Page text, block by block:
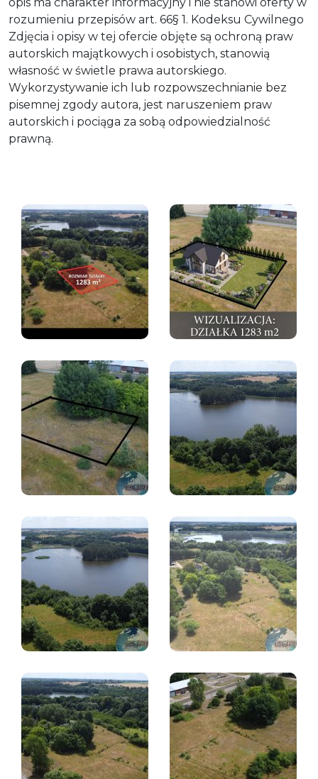
rozumieniu przepisów art. 66§ 1. Kodeksu Cywilnego
Zdjęcia i opisy w tej ofercie objęte są ochroną praw
autorskich majątkowych i osobistych, stanowią
własność w świetle prawa autorskiego.
Wykorzystywanie ich lub rozpowszechnianie bez
pisemnej zgody autora, jest naruszeniem praw
autorskich i pociąga za sobą odpowiedzialność
prawną.